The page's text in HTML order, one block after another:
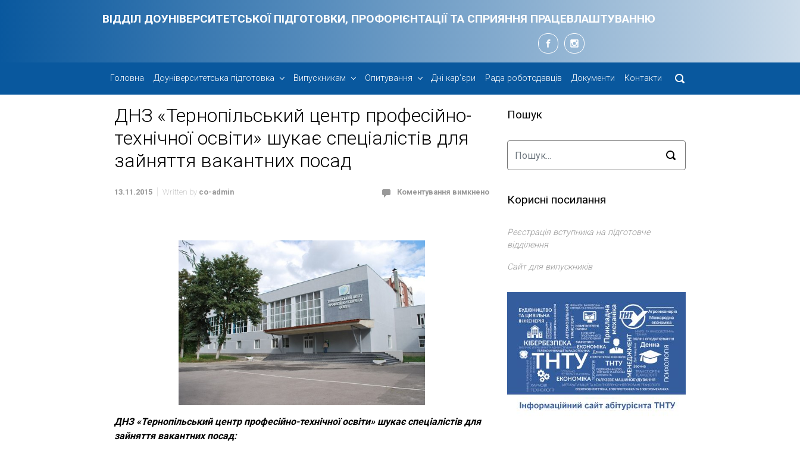
ВІДДІЛ ДОУНІВЕРСИТЕТСЬКОЇ ПІДГОТОВКИ, ПРОФОРІЄНТАЦІЇ ТА СПРИЯННЯ ПРАЦЕВЛАШТУВАННЮ
Головна Доуніверситетська підготовка Випускникам Опитування Дні кар’єри Рада роботодавців Документи Контакти
ДНЗ «Тернопільський центр професійно-
технічної освіти» шукає спеціалістів для
зайняття вакантних посад
13.11.2015 Written by co-admin Коментування вимкнено
ДНЗ «Тернопільський центр професійно-технічної освіти» шукає спеціалістів для
зайняття вакантних посад:
Пошук
Корисні посилання
Реєстрація вступника на підготовче
відділення
Сайт для випускників